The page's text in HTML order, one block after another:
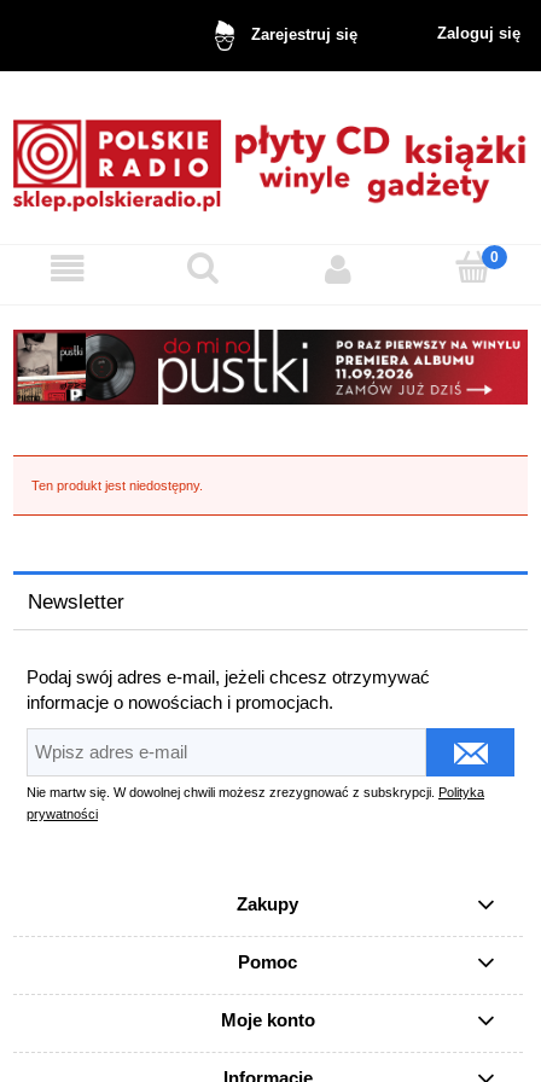
Zarejestruj się Zaloguj się
Ten produkt jest niedostępny.
Newsletter
Podaj swój adres e-mail, jeżeli chcesz otrzymywać
informacje o nowościach i promocjach.
Nie martw się. W dowolnej chwili możesz zrezygnować z subskrypcji. Polityka
prywatności
Zakupy
Pomoc
Moje konto